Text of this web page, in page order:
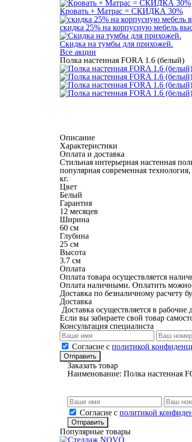
Кровать + Матрас = СКИДКА 30%
скидка 25% на корпусную мебель
Скидка на тумбы для прихожей.
Все акции
Полка настенная FORA 1.6 (белый)
Описание
Характеристики
Оплата и доставка
Стильная интерьерная настенная
популярная современная
кг.
Цвет
Белый
Гарантия
12 месяцев
Ширина
60 см
Глубина
25 см
Высота
3.7 см
Оплата
Оплата товара осуществляется
Оплата наличными. Оплатить можно
Доставка по безналичному расчету
Доставка
Доставка осуществляется в
Если вы забираете свой товар
Консультация специалиста
Cогласие с политикой
Отправить
Заказать товар
Наименование: Полка настенная
Cогласие с политикой
Отправить
Популярные товары